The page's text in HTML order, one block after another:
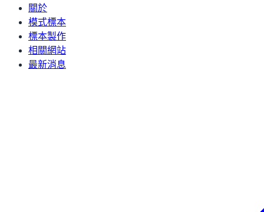
關於
模式標本
標本製作
相關網站
最新消息